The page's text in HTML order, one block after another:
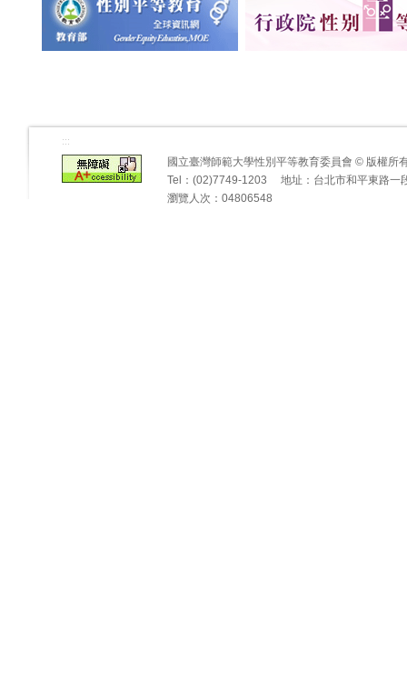
:::
國立臺灣師範大學性別平等教育委員會 © 版權
Tel：(02)7749-1203 地址：台北市和平東路一
瀏覽人次：04806548